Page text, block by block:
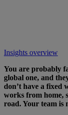
Insights overview
You are probably
global one, and
don’t have a fixed
works from home,
road. Your team is